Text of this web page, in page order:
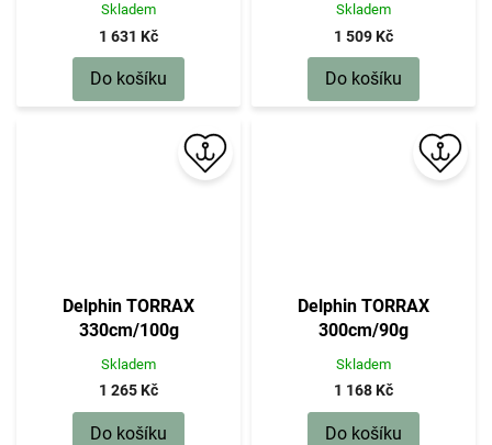
Skladem
1 631 Kč
Do košíku
Skladem
1 509 Kč
Do košíku
Delphin TORRAX
330cm/100g
Skladem
1 265 Kč
Do košíku
Delphin TORRAX
300cm/90g
Skladem
1 168 Kč
Do košíku